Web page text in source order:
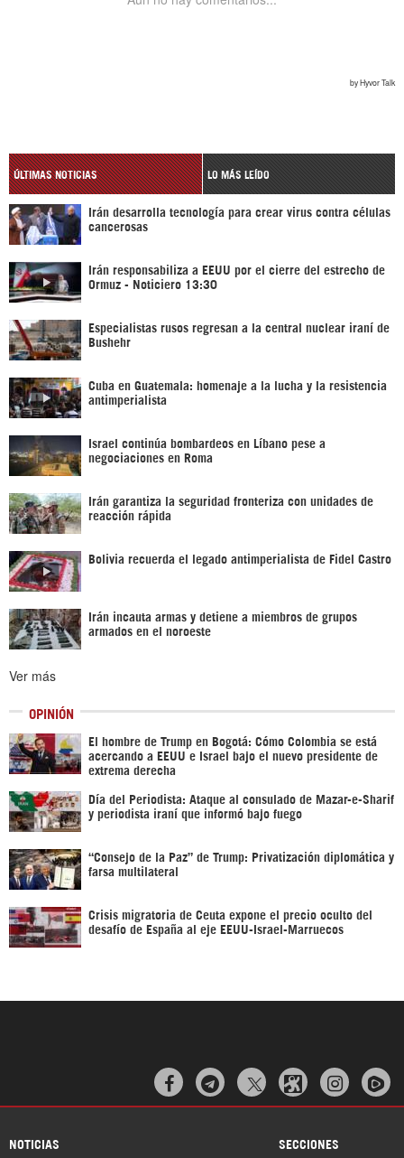
ÚLTIMAS NOTICIAS LO MÁS LEÍDO
Irán desarrolla tecnología para crear virus contra células
cancerosas
Irán responsabiliza a EEUU por el cierre del estrecho de
Ormuz - Noticiero 13:30
Especialistas rusos regresan a la central nuclear iraní de
Bushehr
Cuba en Guatemala: homenaje a la lucha y la resistencia
antimperialista
Israel continúa bombardeos en Líbano pese a
negociaciones en Roma
Irán garantiza la seguridad fronteriza con unidades de
reacción rápida
Bolivia recuerda el legado antimperialista de Fidel Castro
Irán incauta armas y detiene a miembros de grupos
armados en el noroeste
Ver más
OPINIÓN
El hombre de Trump en Bogotá: Cómo Colombia se está
acercando a EEUU e Israel bajo el nuevo presidente de
extrema derecha
Día del Periodista: Ataque al consulado de Mazar-e-Sharif
y periodista iraní que informó bajo fuego
“Consejo de la Paz” de Trump: Privatización diplomática y
farsa multilateral
Crisis migratoria de Ceuta expone el precio oculto del
desafío de España al eje EEUU-Israel-Marruecos
  
NOTICIAS SECCIONES